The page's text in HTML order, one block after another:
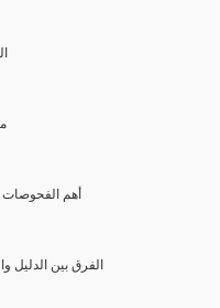
(3) أهم
2- الفرق بين الدليل